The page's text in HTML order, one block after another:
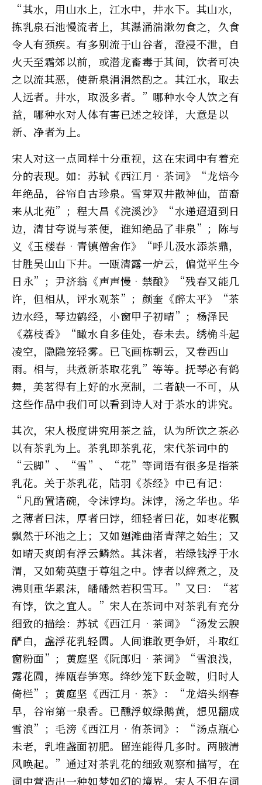
“其水，用山水上，江水中，井水下。其山水，
拣乳泉石池慢流者上，其瀑涌湍漱勿食之，久食
令人有颈疾。有多别流于山谷者，澄浸不泄，自
火天至霜郊以前，或潜龙畜毒于其间，饮者可决
之以流其恶，使新泉涓涓然酌之。其江水，取去
人远者。井水，取汲多者。”哪种水令人饮之有
益，哪种水对人体有害已述之较详，大意是以
新、净者为上。
宋人对这一点同样十分重视，这在宋词中有着充
分的表现。如：苏轼《西江月•茶词》“龙焙今
年绝品，谷帘自古珍泉。雪芽双井散神仙，苗裔
来从北苑”；程大昌《浣溪沙》“水递迢迢到日
边，清甘夸说与茶便，谁知绝品了非泉”；陈与
义《玉楼春•青镇僧舍作》“呼儿汲水添茶鼎，
甘胜吴山山下井。一瓯清露一炉云，偏觉平生今
日永”；尹济翁《声声慢•禁酿》“残春又能几
许，但相从，评水观茶”；颜奎《醉太平》“茶
边水经，琴边鹤经，小窗甲子初晴”；杨泽民
《荔枝香》“瞰水自多佳处，春未去。绣桷斗起
凌空，隐隐笼轻雾。已飞画栋朝云，又卷西山
雨。相与，共煮新茶取花乳”等等。抚琴必有鹤
舞，美茗得有上好的水烹制，二者缺一不可，从
这些作品中我们可以看到诗人对于茶水的讲究。
其次，宋人极度讲究用茶之益，认为所饮之茶必
以有茶乳为上。茶乳即茶乳花，宋代茶词中的
“云脚”、“雪”、“花”等词语有很多是指茶
乳花。关于茶乳花，陆羽《茶经》中已有记：
“凡酌置诸碗，令沫饽均。沫饽，汤之华也。华
之薄者曰沫，厚者曰饽，细轻者曰花，如枣花飘
飘然于环池之上；又如廻滩曲渚青萍之始生；又
如晴天爽朗有浮云鳞然。其沫者，若绿钱浮于水
渭，又如菊英堕于尊俎之中。饽者以縡煮之，及
沸则重华累沫，皤皤然若积雪耳。”又曰：“茗
有饽，饮之宜人。”宋人在茶词中对茶乳有充分
细致的描绘：苏轼《西江月•茶词》“汤发云腴
酽白，盏浮花乳轻圆。人间谁敢更争妍，斗取红
窗粉面”；黄庭坚《阮郎归•茶词》“雪浪浅，
露花圆，捧瓯春笋寒。绛纱笼下跃金鞍，归时人
倚栏”；黄庭坚《西江月•茶》：“龙焙头纲春
早，谷帘第一泉香。已醺浮蚁绿鹅黄，想见翻成
雪浪”；毛滂《西江月•侑茶词》：“汤点瓶心
未老，乳堆盏面初肥。留连能得几多时。两腋清
风唤起。”通过对茶乳花的细致观察和描写，在
词中营造出一种如梦如幻的境界。宋人不但在词